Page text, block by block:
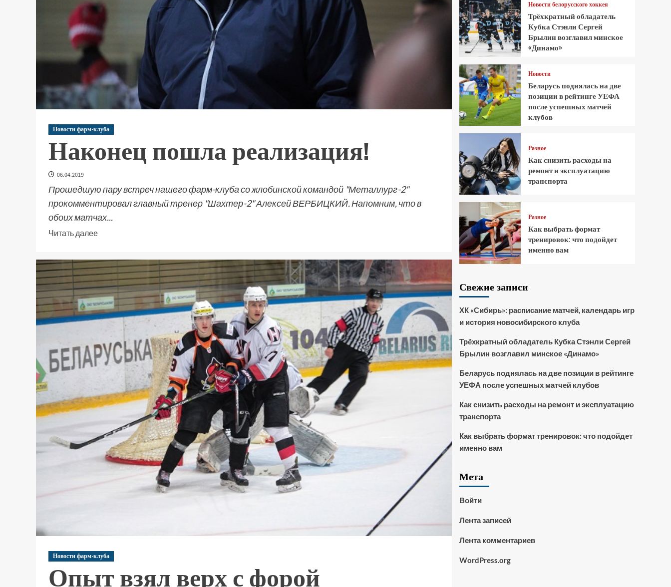
Новости фарм-клуба
Наконец пошла реализация!
06.04.2019
Прошедшую пару встреч нашего фарм-клуба со жлобинской командой "Металлург-2"
прокомментировал главный тренер "Шахтер-2" Алексей ВЕРБИЦКИЙ. Напомним, что в
обоих матчах...
Читать далее
Новости фарм-клуба
Опыт взял верх с форой
Новости белорусского хоккея
Трёхкратный обладатель
Кубка Стэнли Сергей
Брылин возглавил минское
«Динамо»
Новости
Беларусь поднялась на две
позиции в рейтинге УЕФА
после успешных матчей
клубов
Разное
Как снизить расходы на
ремонт и эксплуатацию
транспорта
Разное
Как выбрать формат
тренировок: что подойдет
именно вам
Свежие записи
ХК «Сибирь»: расписание матчей, календарь игр
и история новосибирского клуба
Трёхкратный обладатель Кубка Стэнли Сергей
Брылин возглавил минское «Динамо»
Беларусь поднялась на две позиции в рейтинге
УЕФА после успешных матчей клубов
Как снизить расходы на ремонт и эксплуатацию
транспорта
Как выбрать формат тренировок: что подойдет
именно вам
Мета
Войти
Лента записей
Лента комментариев
WordPress.org